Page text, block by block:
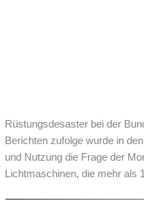
Rüstungsdesaster bei der
Berichten zufolge wurde in
und Nutzung die Frage der
Lichtmaschinen, die mehr als